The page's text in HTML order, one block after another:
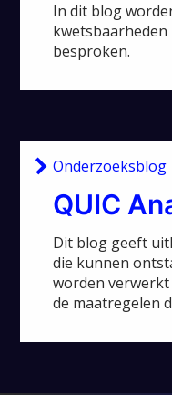
In dit blog
kwetsbaarheden
besproken.
Onderzoeksblog
QUIC
Dit blog geeft
die kunnen
worden
de maatregelen